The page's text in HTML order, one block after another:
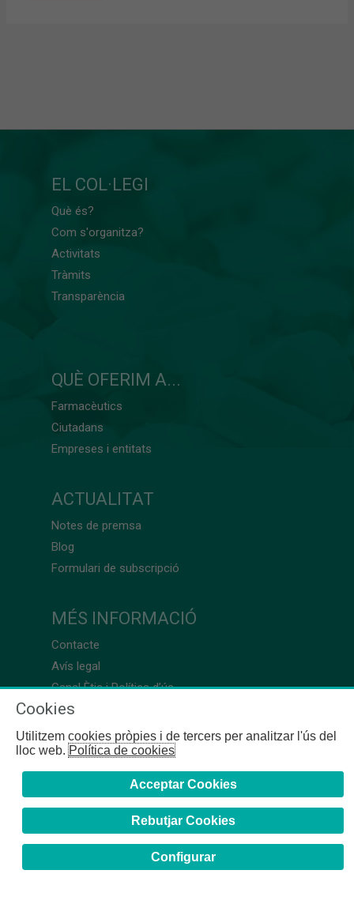
EL COL·LEGI
Què és?
Com s'organitza?
Activitats
Tràmits
Transparència
QUÈ OFERIM A...
Farmacèutics
Ciutadans
Empreses i entitats
ACTUALITAT
Notes de premsa
Blog
Formulari de subscripció
MÉS INFORMACIÓ
Contacte
Avís legal
Canal Ètic i Política d’ús
Cookies
Utilitzem cookies pròpies i de tercers per analitzar l'ús del
lloc web.Política de cookies
Acceptar Cookies
Rebutjar Cookies
Configurar